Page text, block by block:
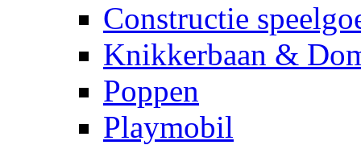
Constructie
Knikkerbaan &
Poppen
Playmobil